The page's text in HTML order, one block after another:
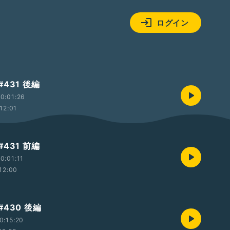
ログイン
後編
12:01
前編
後編